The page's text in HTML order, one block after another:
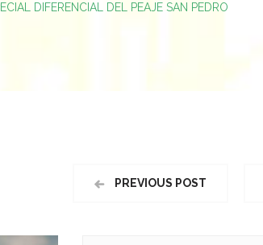
DIFERENCIAL DEL PEAJE SAN PEDRO
PREVIOUS POST